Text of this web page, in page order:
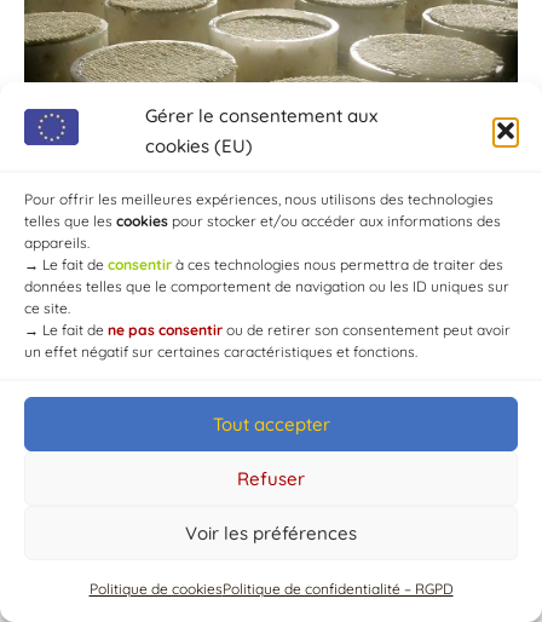
Gérer le consentement aux
cookies (EU)
Pour offrir les meilleures expériences, nous utilisons des technologies
telles que les cookies pour stocker et/ou accéder aux informations des
appareils.
→ Le fait de consentir à ces technologies nous permettra de traiter des
données telles que le comportement de navigation ou les ID uniques sur
ce site.
→ Le fait de ne pas consentir ou de retirer son consentement peut avoir
un effet négatif sur certaines caractéristiques et fonctions.
Tout accepter
Refuser
Voir les préférences
Politique de cookiesPolitique de confidentialité – RGPD
Developed byWEB3-DESIGN